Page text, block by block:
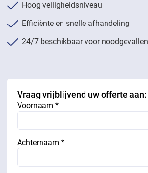
Hoog veiligheidsniveau
Efficiënte en snelle afhandeling
24/7 beschikbaar voor noodgevallen
Vraag vrijblijvend uw offerte aan:
Voornaam *
Achternaam *